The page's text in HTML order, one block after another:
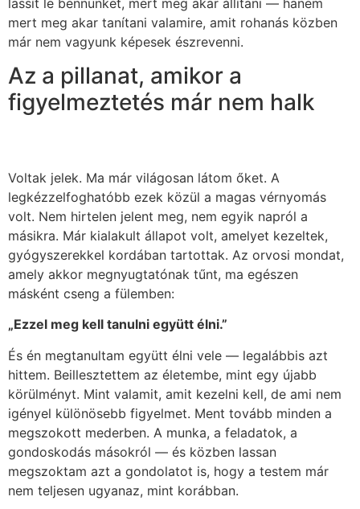
mert meg akar tanítani valamire, amit rohanás közben
már nem vagyunk képesek észrevenni.
Az a pillanat, amikor a
figyelmeztetés már nem halk
Voltak jelek. Ma már világosan látom őket. A
legkézzelfoghatóbb ezek közül a magas vérnyomás
volt. Nem hirtelen jelent meg, nem egyik napról a
másikra. Már kialakult állapot volt, amelyet kezeltek,
gyógyszerekkel kordában tartottak. Az orvosi mondat,
amely akkor megnyugtatónak tűnt, ma egészen
másként cseng a fülemben:
„Ezzel meg kell tanulni együtt élni.”
És én megtanultam együtt élni vele — legalábbis azt
hittem. Beillesztettem az életembe, mint egy újabb
körülményt. Mint valamit, amit kezelni kell, de ami nem
igényel különösebb figyelmet. Ment tovább minden a
megszokott mederben. A munka, a feladatok, a
gondoskodás másokról — és közben lassan
megszoktam azt a gondolatot is, hogy a testem már
nem teljesen ugyanaz, mint korábban.